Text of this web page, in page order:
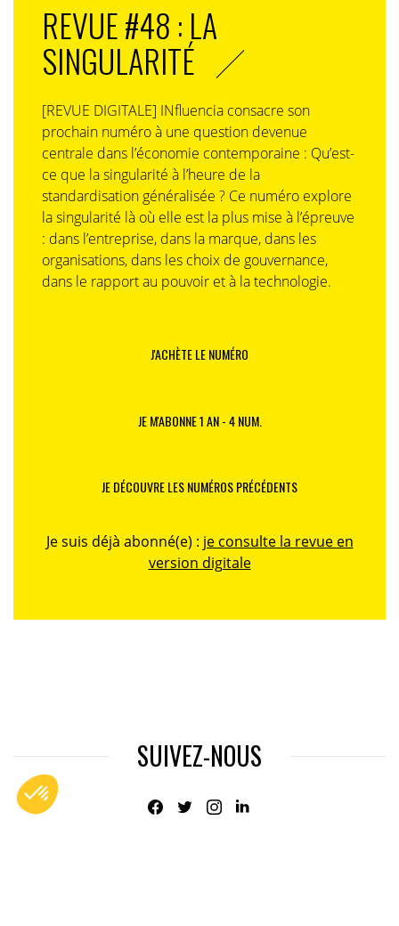
REVUE #48 : LA
SINGULARITÉ
[REVUE DIGITALE] INfluencia consacre son
prochain numéro à une question devenue
centrale dans l’économie contemporaine : Qu’est-
ce que la singularité à l’heure de la
standardisation généralisée ? Ce numéro explore
la singularité là où elle est la plus mise à l’épreuve
: dans l’entreprise, dans la marque, dans les
organisations, dans les choix de gouvernance,
dans le rapport au pouvoir et à la technologie.
J'ACHÈTE LE NUMÉRO
JE M'ABONNE 1 AN - 4 NUM.
JE DÉCOUVRE LES NUMÉROS PRÉCÉDENTS
Je suis déjà abonné(e) : je consulte la revue en
version digitale
SUIVEZ-NOUS